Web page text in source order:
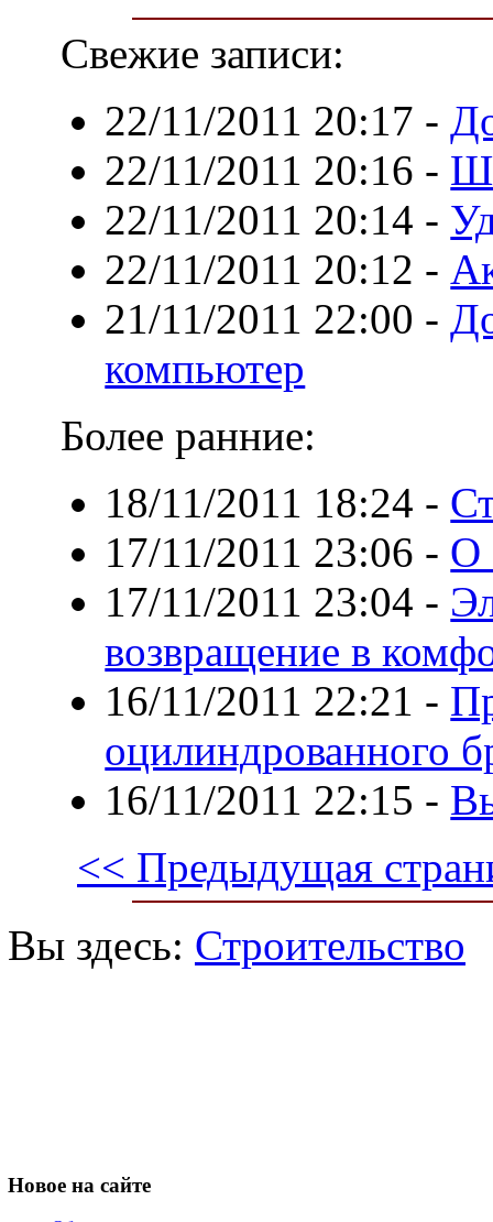
Свежие записи:
22/11/2011 20:17 -
22/11/2011 20:16 -
22/11/2011 20:14 -
22/11/2011 20:12 -
21/11/2011 22:00 -
компьютер
Более ранние:
18/11/2011 18:24 -
17/11/2011 23:06 - О
17/11/2011 23:04 -
возвращение в
16/11/2011 22:21 -
оцилиндрованного
16/11/2011 22:15 -
<< Предыдущая
Вы здесь: Строительство
Новое на сайте